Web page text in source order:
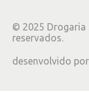
© 2025 Drogaria
reservados.
desenvolvido por